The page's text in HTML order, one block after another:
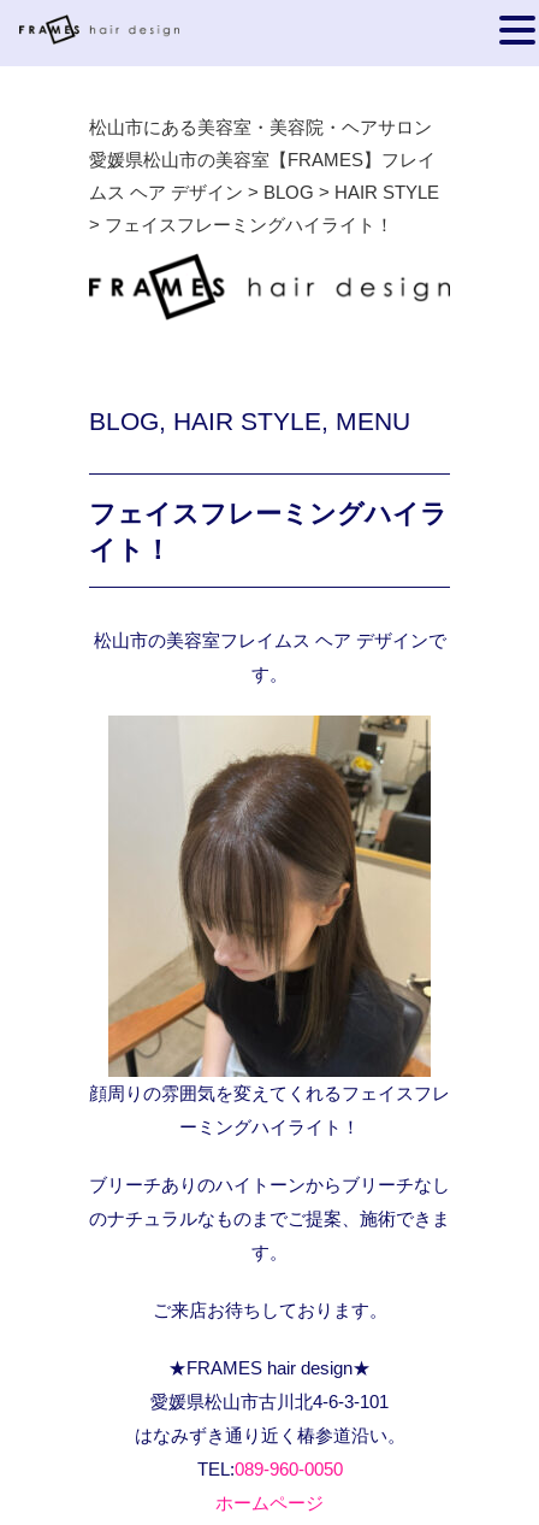
松山市にある美容室・美容院・ヘアサロン
愛媛県松山市の美容室【FRAMES】フレイ
ムス ヘア デザイン > BLOG > HAIR STYLE
> フェイスフレーミングハイライト！
BLOG, HAIR STYLE, MENU
フェイスフレーミングハイラ
イト！
松山市の美容室フレイムス ヘア デザインで
す。
顔周りの雰囲気を変えてくれるフェイスフレ
ーミングハイライト！
ブリーチありのハイトーンからブリーチなし
のナチュラルなものまでご提案、施術できま
す。
ご来店お待ちしております。
★FRAMES hair design★
愛媛県松山市古川北4-6-3-101
はなみずき通り近く椿参道沿い。
TEL:089-960-0050
ホームページ